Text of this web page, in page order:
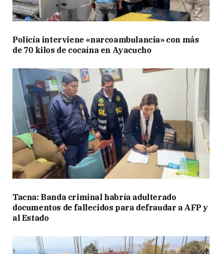
Policía interviene «narcoambulancia» con más
de 70 kilos de cocaína en Ayacucho
Tacna: Banda criminal habría adulterado
documentos de fallecidos para defraudar a AFP y
al Estado